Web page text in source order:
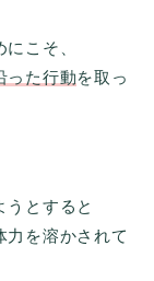
こそ、
った行動を取っ
うとすると
力を溶かされて